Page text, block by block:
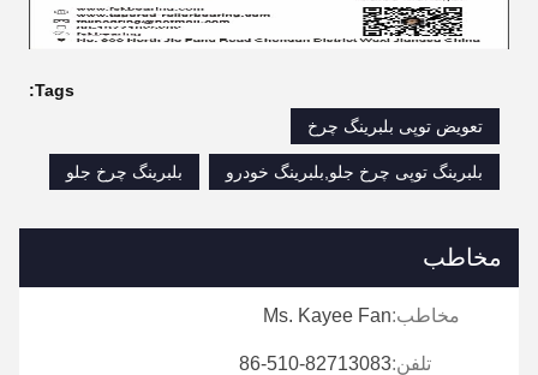
Tags:
تعویض توپی بلبرینگ چرخ
بلبرینگ توپی چرخ جلو,بلبرینگ خودرو بلبرینگ چرخ جلو
مخاطب
مخاطب:Ms. Kayee Fan
تلفن:86-510-82713083